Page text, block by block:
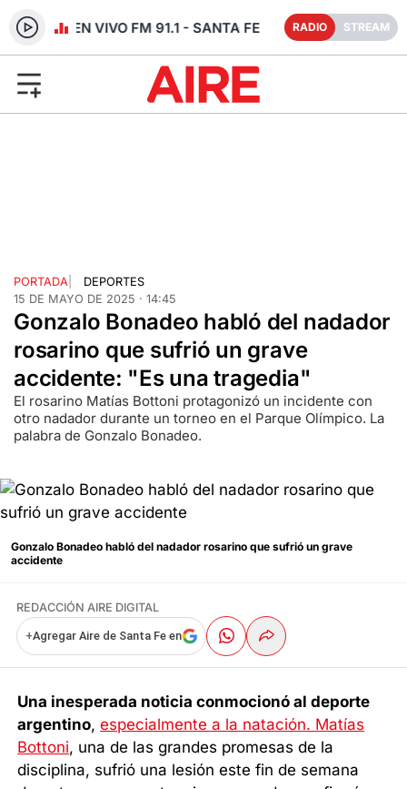
RADIO EN VIVO FM 91.1 - SANTA FE RADIO STREAM
PORTADA
DEPORTES
15 DE MAYO DE 2025 · 14:45
Gonzalo Bonadeo habló del nadador
rosarino que sufrió un grave
accidente: "Es una tragedia"
El rosarino Matías Bottoni protagonizó un incidente con
otro nadador durante un torneo en el Parque Olímpico. La
palabra de Gonzalo Bonadeo.
Gonzalo Bonadeo habló del nadador rosarino que sufrió un grave
accidente
REDACCIÓN AIRE DIGITAL
+Agregar Aire de Santa Fe en
Una inesperada noticia conmocionó al deporte
argentino,especialmente a la natación. Matías
Bottoni, una de las grandes promesas de la
disciplina, sufrió una lesión este fin de semana